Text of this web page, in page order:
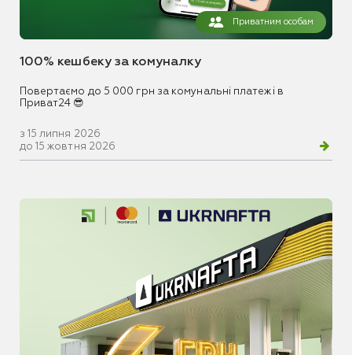
Приватним особам
100% кешбеку за комуналку
Повертаємо до 5 000 грн за комунальні платежі в
Приват24 😎
з 15 липня 2026
до 15 жовтня 2026